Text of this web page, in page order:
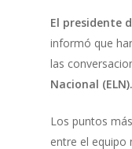
El presidente
informó que
las
Nacional (ELN).
Los puntos
entre el equipo